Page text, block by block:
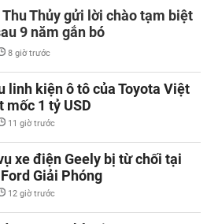
Thu Thủy gửi lời chào tạm biệt
9 năm gắn bó
8 giờ trước
linh kiện ô tô của Toyota Việt
mốc 1 tỷ USD
11 giờ trước
xe điện Geely bị từ chối tại
Giải Phóng
12 giờ trước